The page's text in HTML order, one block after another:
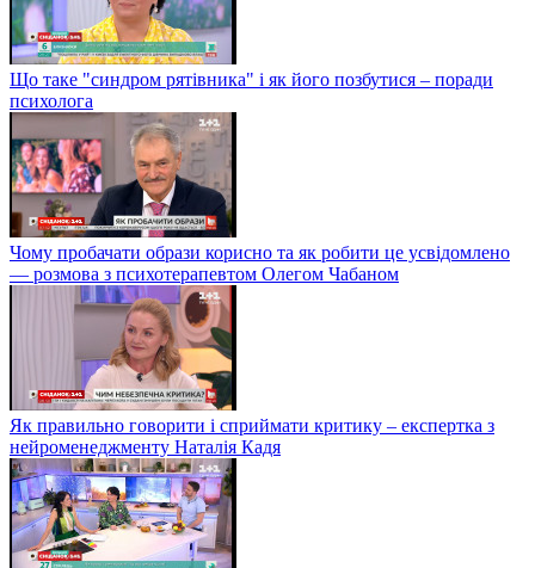
Що таке "синдром рятівника" і як його позбутися – поради
психолога
Чому пробачати образи корисно та як робити це усвідомлено
— розмова з психотерапевтом Олегом Чабаном
Як правильно говорити і сприймати критику – експертка з
нейроменеджменту Наталія Кадя